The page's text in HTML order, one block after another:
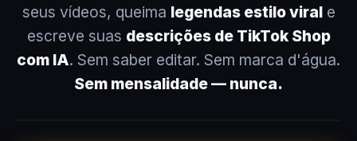
seus vídeos, queima legendas estilo virale
escreve suas descrições de TikTok Shop
com IA. Sem saber editar. Sem marca d'água.
Sem mensalidade — nunca.